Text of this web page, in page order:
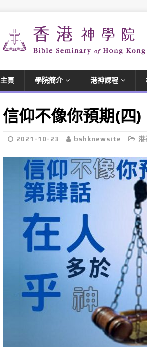
主頁 學院簡介 港神課程
信仰不像你預期(四
2021-10-23 bshknewsite 港